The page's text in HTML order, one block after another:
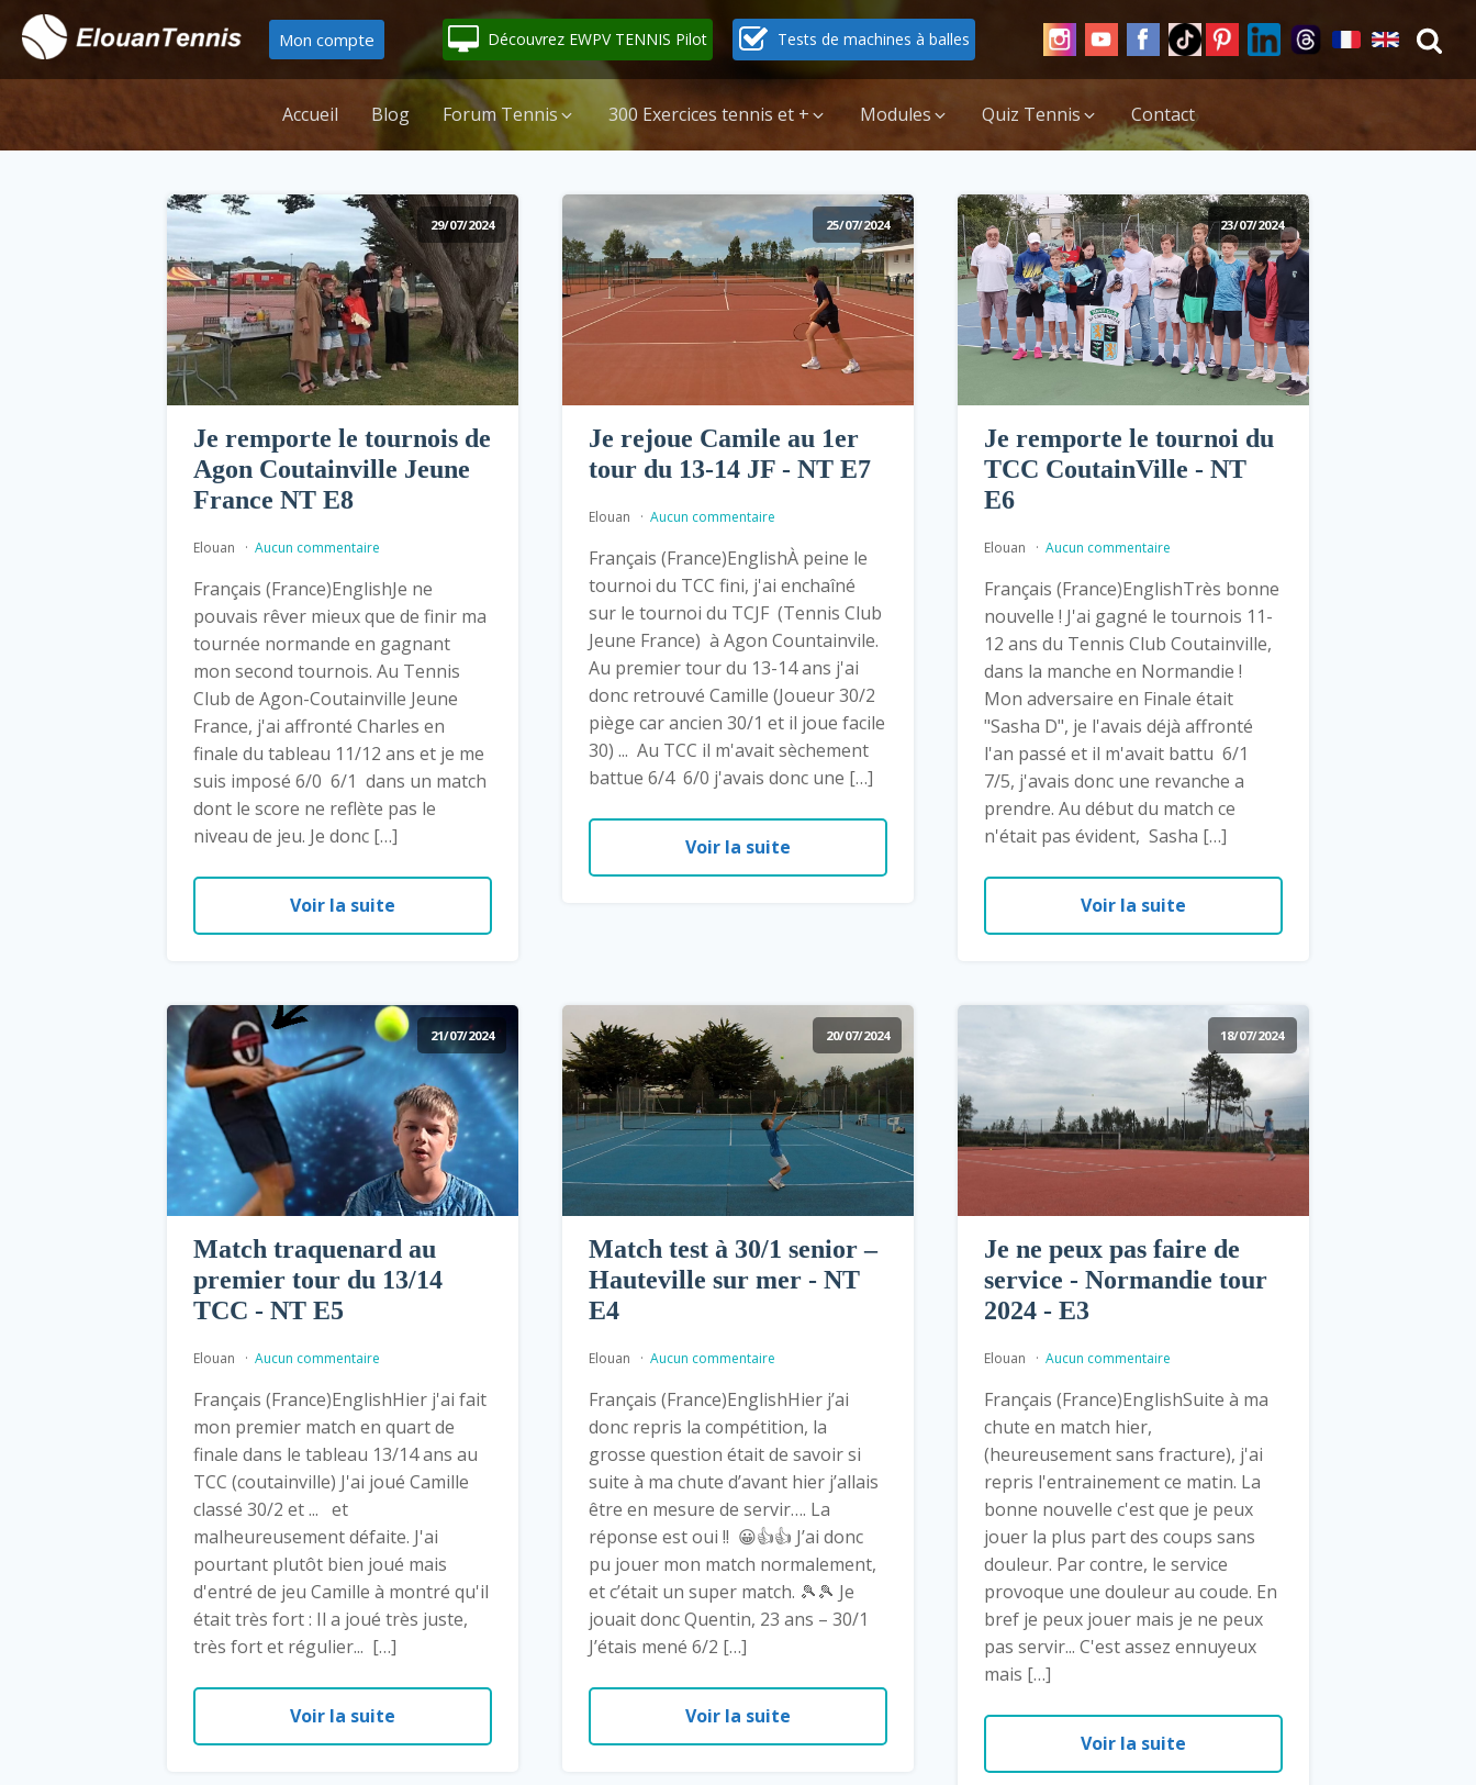
Mon compte Découvrez EWPV TENNIS Pilot Tests de machines à balles
Accueil Blog Forum Tennis 300 Exercices tennis et + Modules Quiz Tennis Contact
29/07/2024
Je remporte le tournois de
Agon Coutainville Jeune
France NT E8
Elouan Aucun commentaire
Français (France)EnglishJe ne
pouvais rêver mieux que de finir ma
tournée normande en gagnant
mon second tournois. Au Tennis
Club de Agon-Coutainville Jeune
France, j'ai affronté Charles en
finale du tableau 11/12 ans et je me
suis imposé 6/0 6/1 dans un match
dont le score ne reflète pas le
niveau de jeu. Je donc […]
Voir la suite
25/07/2024
Je rejoue Camile au 1er
tour du 13-14 JF - NT E7
Elouan Aucun commentaire
Français (France)EnglishÀ peine le
tournoi du TCC fini, j'ai enchaîné
sur le tournoi du TCJF (Tennis Club
Jeune France) à Agon Countainvile.
Au premier tour du 13-14 ans j'ai
donc retrouvé Camille (Joueur 30/2
piège car ancien 30/1 et il joue facile
30) ... Au TCC il m'avait sèchement
battue 6/4 6/0 j'avais donc une […]
Voir la suite
23/07/2024
Je remporte le tournoi du
TCC CoutainVille - NT
E6
Elouan Aucun commentaire
Français (France)EnglishTrès bonne
nouvelle ! J'ai gagné le tournois 11-
12 ans du Tennis Club Coutainville,
dans la manche en Normandie !
Mon adversaire en Finale était
"Sasha D", je l'avais déjà affronté
l'an passé et il m'avait battu 6/1
7/5, j'avais donc une revanche a
prendre. Au début du match ce
n'était pas évident, Sasha […]
Voir la suite
21/07/2024
Match traquenard au
premier tour du 13/14
TCC - NT E5
Elouan Aucun commentaire
Français (France)EnglishHier j'ai fait
mon premier match en quart de
finale dans le tableau 13/14 ans au
TCC (coutainville) J'ai joué Camille
classé 30/2 et ... et
malheureusement défaite. J'ai
pourtant plutôt bien joué mais
d'entré de jeu Camille à montré qu'il
était très fort : Il a joué très juste,
très fort et régulier... […]
Voir la suite
20/07/2024
Match test à 30/1 senior –
Hauteville sur mer - NT
E4
Elouan Aucun commentaire
Français (France)EnglishHier j’ai
donc repris la compétition, la
grosse question était de savoir si
suite à ma chute d’avant hier j’allais
être en mesure de servir…. La
réponse est oui !! 😀👍👍 J’ai donc
pu jouer mon match normalement,
et c’était un super match. 🎾🎾 Je
jouait donc Quentin, 23 ans – 30/1
J’étais mené 6/2 […]
Voir la suite
18/07/2024
Je ne peux pas faire de
service - Normandie tour
2024 - E3
Elouan Aucun commentaire
Français (France)EnglishSuite à ma
chute en match hier,
(heureusement sans fracture)‌, j'ai
repris l'entrainement ce matin. La
bonne nouvelle c'est que je peux
jouer la plus part des coups sans
douleur. Par contre, le service
provoque une douleur au coude. En
bref je peux jouer mais je ne peux
pas servir... C'est assez ennuyeux
mais […]
Voir la suite